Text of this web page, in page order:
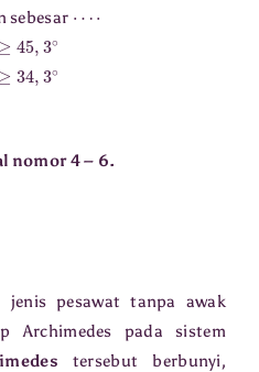
sebesar
45,3 ∘
34 3 ∘
nomor 4 – 6.
jenis pesawat tanpa awak
Archimedes pada sistem
tersebut berbunyi,